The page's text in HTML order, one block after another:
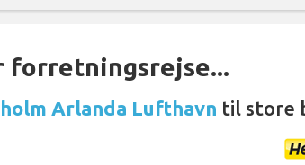
Arlanda Lufthavn til store